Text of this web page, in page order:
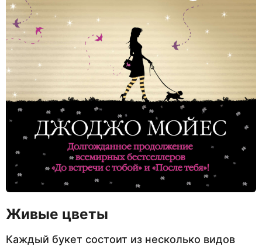
Живые цветы
Каждый букет состоит из несколько видов